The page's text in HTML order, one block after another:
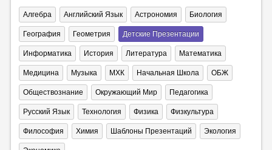
Алгебра Английский Язык Астрономия Биология
География Геометрия Детские Презентации
Информатика История Литература Математика
Медицина Музыка МХК Начальная Школа ОБЖ
Обществознание Окружающий Мир Педагогика
Русский Язык Технология Физика Физкультура
Философия Химия Шаблоны Презентаций Экология